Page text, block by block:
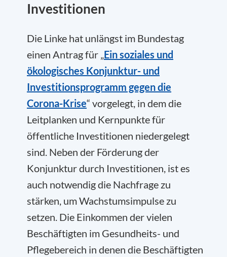
Investitionen
Die Linke hat unlängst im Bundestag
einen Antrag für „Ein soziales und
ökologisches Konjunktur- und
Investitionsprogramm gegen die
Corona-Krise“ vorgelegt, in dem die
Leitplanken und Kernpunkte für
öffentliche Investitionen niedergelegt
sind. Neben der Förderung der
Konjunktur durch Investitionen, ist es
auch notwendig die Nachfrage zu
stärken, um Wachstumsimpulse zu
setzen. Die Einkommen der vielen
Beschäftigten im Gesundheits- und
Pflegebereich in denen die Beschäftigten